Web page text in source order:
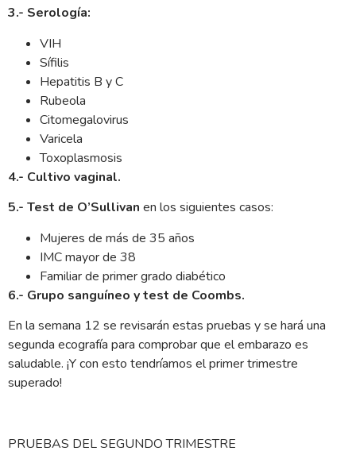
3.- Serología:
VIH
Sífilis
Hepatitis B y C
Rubeola
Citomegalovirus
Varicela
Toxoplasmosis
4.- Cultivo vaginal.
5.- Test de O’Sullivan en los siguientes casos:
Mujeres de más de 35 años
IMC mayor de 38
Familiar de primer grado diabético
6.- Grupo sanguíneo y test de Coombs.
En la semana 12 se revisarán estas pruebas y se hará una
segunda ecografía para comprobar que el embarazo es
saludable. ¡Y con esto tendríamos el primer trimestre
superado!
PRUEBAS DEL SEGUNDO TRIMESTRE